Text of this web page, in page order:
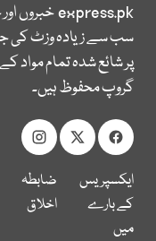
express.pkخبروں
سب سے زیادہ وزٹ کی
پر شائع شدہ تمام
گروپ محفوظ ہیں۔
ایکسپریس
کے بارے
میں
ضابطہ
اخلاق